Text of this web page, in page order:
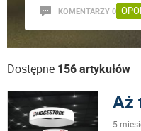
KOMENTARZY 0
Dostępne 156 artykułów
Aż
5